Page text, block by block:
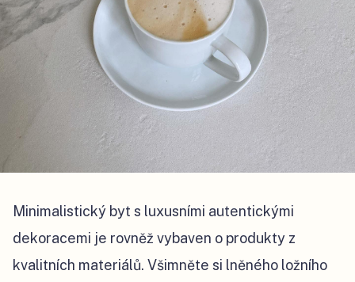
Minimalistický byt s luxusními autentickými
dekoracemi je rovněž vybaven o produkty z
kvalitních materiálů. Všimněte si lněného ložního